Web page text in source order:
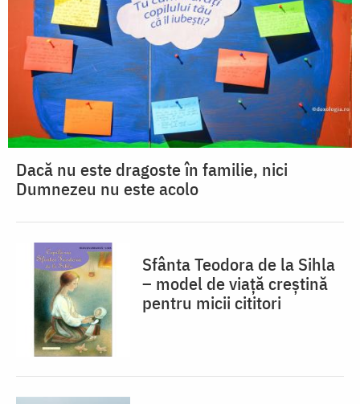
Dacă nu este dragoste în familie, nici
Dumnezeu nu este acolo
Sfânta Teodora de la Sihla
– model de viaţă creştină
pentru micii cititori